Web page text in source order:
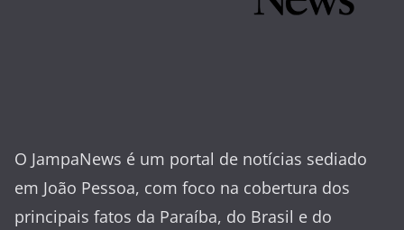
O JampaNews é um portal de notícias sediado
em João Pessoa, com foco na cobertura dos
principais fatos da Paraíba, do Brasil e do